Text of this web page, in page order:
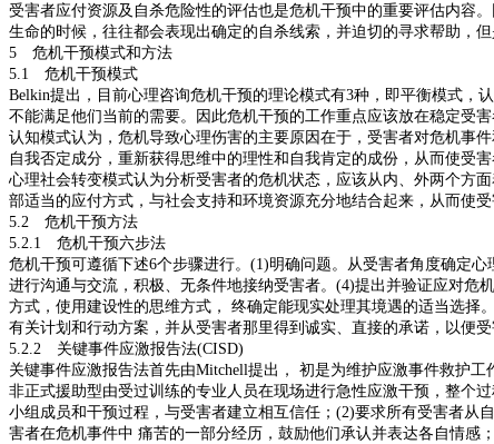
受害者应付资源及自杀危险性的评估也是危机干预中的重要评估内容
生命的时候，往往都会表现出确定的自杀线索，并迫切的寻求帮助，
5 危机干预模式和方法
5.1 危机干预模式
Belkin提出，目前心理咨询危机干预的理论模式有3种，即平衡模式
不能满足他们当前的需要。因此危机干预的工作重点应该放在稳定受
认知模式认为，危机导致心理伤害的主要原因在于，受害者对危机事
自我否定成分，重新获得思维中的理性和自我肯定的成份，从而使受
心理社会转变模式认为分析受害者的危机状态，应该从内、外两个方
部适当的应付方式，与社会支持和环境资源充分地结合起来，从而使
5.2 危机干预方法
5.2.1 危机干预六步法
危机干预可遵循下述6个步骤进行。(1)明确问题。从受害者角度确定
进行沟通与交流，积极、无条件地接纳受害者。(4)提出并验证应对危
方式，使用建设性的思维方式， 终确定能现实处理其境遇的适当选
有关计划和行动方案，并从受害者那里得到诚实、直接的承诺，以便
5.2.2 关键事件应激报告法(CISD)
关键事件应激报告法首先由Mitchell提出， 初是为维护应激事件救护
非正式援助型由受过训练的专业人员在现场进行急性应激干预，整个
小组成员和干预过程，与受害者建立相互信任；(2)要求所有受害者从
害者在危机事件中 痛苦的一部分经历，鼓励他们承认并表达各自情